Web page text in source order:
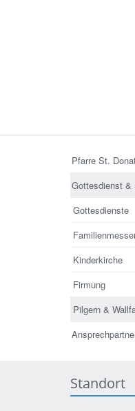
Pfarre St.
Gottesdienst &
Gottesdienste
Kinderkirche
Firmung
Pilgern &
Standort